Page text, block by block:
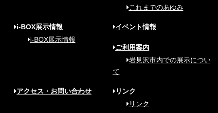
これまでのあゆみ
i-BOX展示情報
i-BOX展示情報
イベント情報
ご利用案内
岩見沢市内での展示につい
て
アクセス・お問い合わせ
リンク
リンク